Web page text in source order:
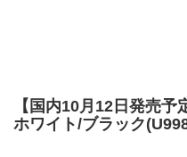
【国内10月12日発売
ホワイト/ブラック